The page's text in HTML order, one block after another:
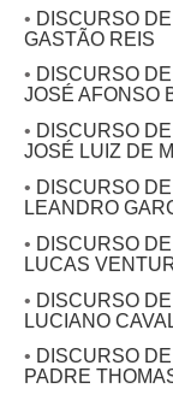
• DISCURSO
GASTÃO REIS
• DISCURSO
JOSÉ AFONSO
• DISCURSO
JOSÉ LUIZ DE
• DISCURSO
LEANDRO
• DISCURSO
LUCAS
• DISCURSO
LUCIANO
• DISCURSO
PADRE